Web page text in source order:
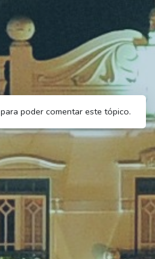
para poder comentar este tópico.